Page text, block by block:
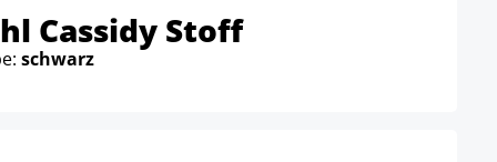
Cassidy Stoff
schwarz